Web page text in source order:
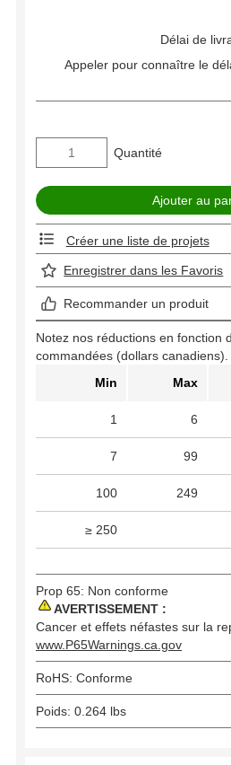
Délai de
Appeler pour connaître le
Quantité
Créer une liste de projets
Enregistrer dans les Favoris
Recommander un produit
Notez nos réductions en fonction
commandées (dollars canadiens).
Min
Max
1 6
7 99
100 249
≥ 250
Prop 65: Non conforme
AVERTISSEMENT :
Cancer et effets néfastes sur la
www.P65Warnings.ca.gov
RoHS: Conforme
Poids: 0.264 lbs